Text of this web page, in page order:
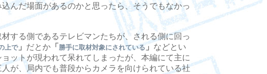
んだ場面があるのかと思ったら、そうでもなかっ
する側であるテレビマンたちが、される側に回っ
上で」 だとか 「 勝手に取材対象にされている」 などとい
ットが現われて呆れてしまったが、本編にて主に
が、局内でも普段からカメラを向けられている社